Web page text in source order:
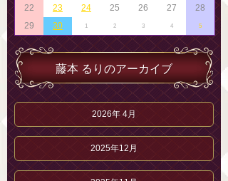
22
23 24 25 26 27
28
29
30 1 2 3 4 5
藤本 るりのアーカイブ
2026年 4月
2025年12月